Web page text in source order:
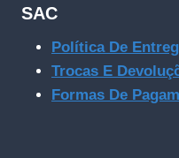
SAC
Política De
Trocas E
Formas De